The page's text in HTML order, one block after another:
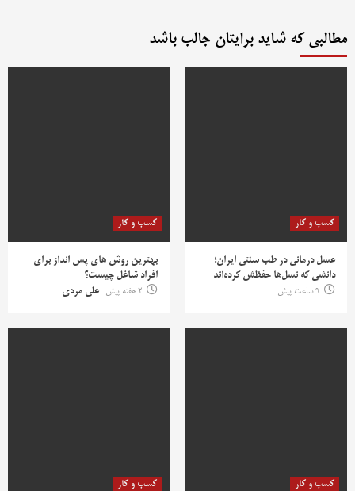
مطالبی که شاید برایتان جالب باشد
کسب و کار
عسل درمانی در طب سنتی ایران؛
دانشی که نسل‌ها حفظش کرده‌اند
9 ساعت پیش
کسب و کار
بهترین روش‌ های پس‌ انداز برای
افراد شاغل چیست؟
2 هفته پیش
علی مردی
کسب و کار کسب و کار